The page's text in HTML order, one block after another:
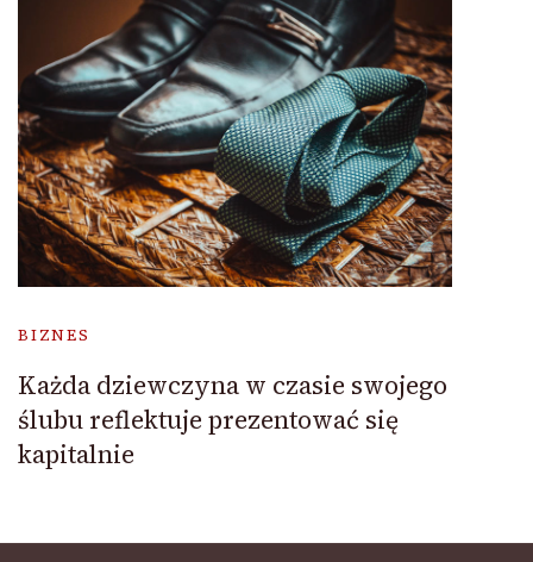
BIZNES
Każda dziewczyna w czasie swojego
ślubu reflektuje prezentować się
kapitalnie